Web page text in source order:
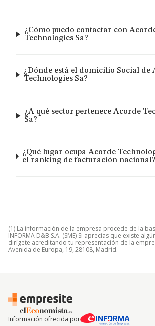
¿Cómo puedo contactar con
Technologies Sa?
¿Dónde está el domicilio Social de
Technologies Sa?
¿A qué sector pertenece Acorde
Sa?
¿Qué lugar ocupa Acorde
el ranking de facturación nacional?
(1) La información de la empresa procede de la
INFORMA D&B S.A. (SME) Si aprecias que existe
dirígete acreditando tu representación de la
Avenida de Europa, 19, 28108, Madrid.
Información ofrecida por